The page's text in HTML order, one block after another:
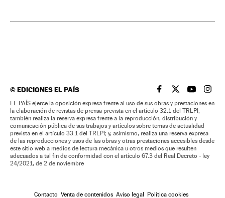
©EDICIONES EL PAÍS EL PAÍS BRASIL EN
EL PAÍSEL PAÍS
EL
EL PAÍS ejerce la oposición expresa frente al uso de sus obras y prestaciones en
la elaboración de revistas de prensa prevista en el artículo 32.1 del TRLPI;
también realiza la reserva expresa frente a la reproducción, distribución y
comunicación pública de sus trabajos y artículos sobre temas de actualidad
prevista en el artículo 33.1 del TRLPI; y, asimismo, realiza una reserva expresa
de las reproducciones y usos de las obras y otras prestaciones accesibles desde
este sitio web a medios de lectura mecánica u otros medios que resulten
adecuados a tal fin de conformidad con el artículo 67.3 del Real Decreto - ley
24/2021, de 2 de noviembre
Contacto Venta de contenidos Aviso legal Política cookies